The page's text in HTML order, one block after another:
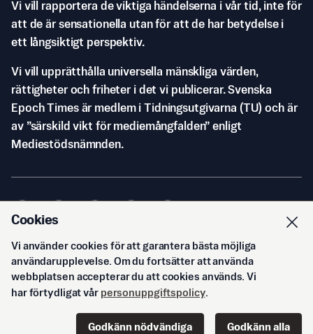
Vi vill rapportera de viktiga händelserna i vår tid, inte för
att de är sensationella utan för att de har betydelse i
ett långsiktigt perspektiv.
Vi vill upprätthålla universella mänskliga värden,
rättigheter och friheter i det vi publicerar. Svenska
Epoch Times är medlem i Tidningsutgivarna (TU) och är
av ”särskild vikt för mediemångfalden” enligt
Mediestödsnämnden.
© Svenska Epoch Times AB2026
Cookies
Vi använder cookies för att garantera bästa möjliga
användarupplevelse. Om du fortsätter att använda
webbplatsen accepterar du att cookies används. Vi
har förtydligat vår personuppgiftspolicy.
Godkänn nödvändiga Godkänn alla